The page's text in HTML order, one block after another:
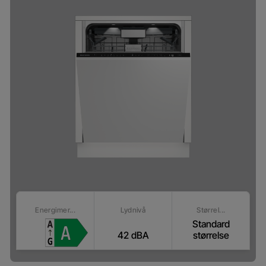
Energimer... Lydnivå
42 dBA
Størrel...
Standard
størrelse